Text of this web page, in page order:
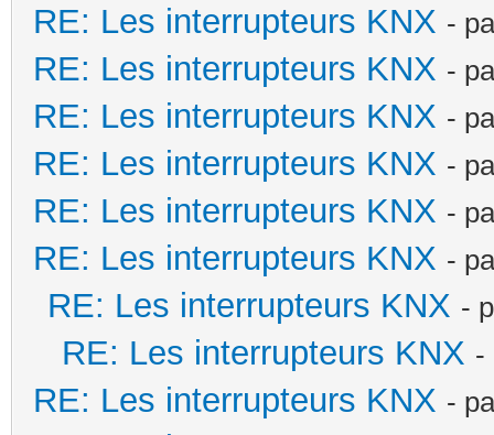
RE: Les interrupteurs KNX -
RE: Les interrupteurs KNX -
RE: Les interrupteurs KNX -
RE: Les interrupteurs KNX -
RE: Les interrupteurs KNX -
RE: Les interrupteurs KNX -
RE: Les interrupteurs KNX -
RE: Les interrupteurs KNX -
RE: Les interrupteurs KNX -